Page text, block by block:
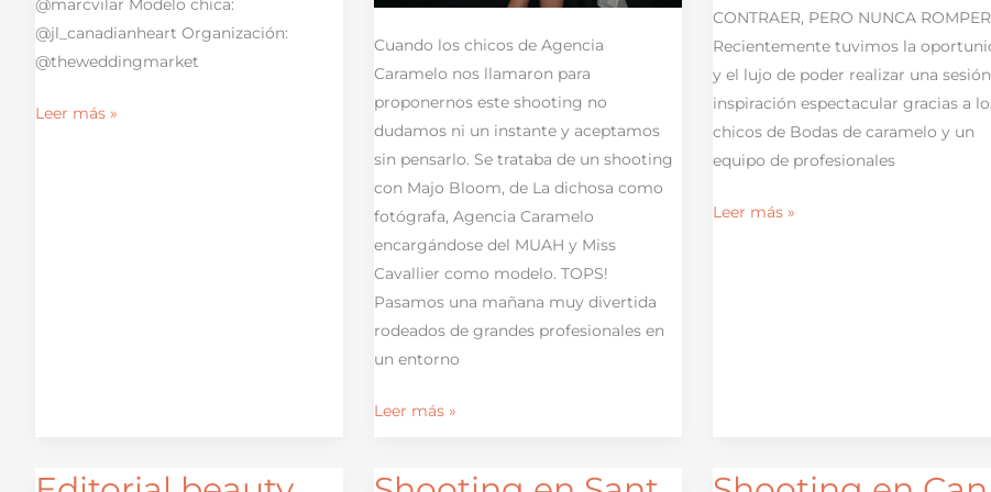
@jl_canadianheart Organización:
@theweddingmarket
Leer más »
Cuando los chicos de Agencia
Caramelo nos llamaron para
proponernos este shooting no
dudamos ni un instante y aceptamos
sin pensarlo. Se trataba de un shooting
con Majo Bloom, de La dichosa como
fotógrafa, Agencia Caramelo
encargándose del MUAH y Miss
Cavallier como modelo. TOPS!
Pasamos una mañana muy divertida
rodeados de grandes profesionales en
un entorno
Leer más »
CONTRAER, PERO NUNCA
Recientemente tuvimos la
y el lujo de poder realizar una
inspiración espectacular gracias a
chicos de Bodas de caramelo y un
equipo de profesionales
Leer más »
Editorial
Shooting
Shooting